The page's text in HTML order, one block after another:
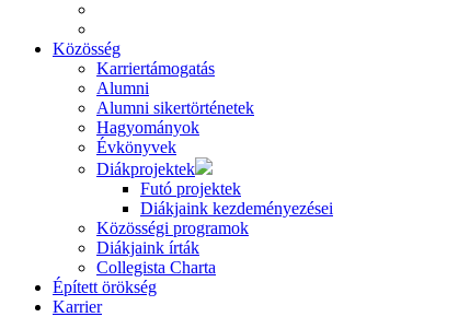
Közösség
Karriertámogatás
Alumni
Alumni sikertörténetek
Hagyományok
Évkönyvek
Diákprojektek
Futó projektek
Diákjaink kezdeményezései
Közösségi programok
Diákjaink írták
Collegista Charta
Épített örökség
Karrier